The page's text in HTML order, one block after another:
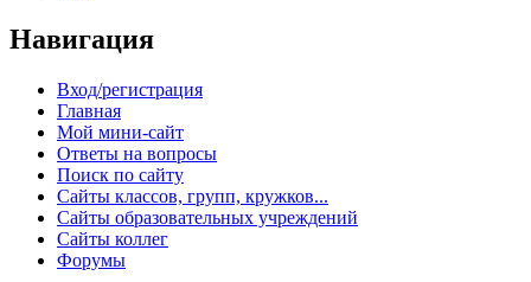
Навигация
Вход/регистрация
Главная
Мой мини-сайт
Ответы на вопросы
Поиск по сайту
Сайты классов, групп, кружков...
Сайты образовательных учреждений
Сайты коллег
Форумы